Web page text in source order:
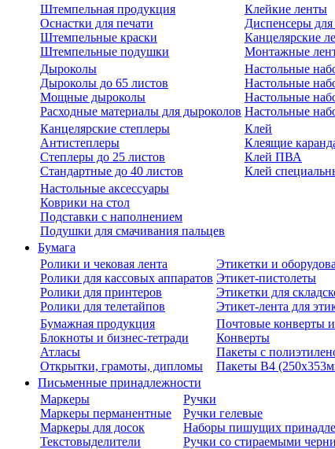
Штемпельная продукция
Оснастки для печати
Штемпельные краски
Штемпельные подушки
Клейкие ленты
Диспенсеры для
Канцелярские
Монтажные
Дыроколы
Дыроколы до 65 листов
Мощные дыроколы
Расходные материалы для дыроколов
Настольные
Настольные
Настольные
Настольные
Канцелярские степлеры
Антистеплеры
Степлеры до 25 листов
Стандартные до 40 листов
Клей
Клеящие
Клей ПВА
Клей
Настольные аксессуары
Коврики на стол
Подставки с наполнением
Подушки для смачивания пальцев
Бумага
Ролики и чековая лента
Ролики для кассовых аппаратов
Ролики для принтеров
Ролики для телетайпов
Этикетки и
Этикет-пистолеты
Этикетки для
Этикет-лента для
Бумажная продукция
Блокноты и бизнес-тетради
Атласы
Открытки, грамоты, дипломы
Почтовые конверты
Конверты
Пакеты с
Пакеты В4
Письменные принадлежности
Маркеры
Маркеры перманентные
Маркеры для досок
Текстовыделители
Ручки
Ручки гелевые
Наборы пишущих
Ручки со стираемыми